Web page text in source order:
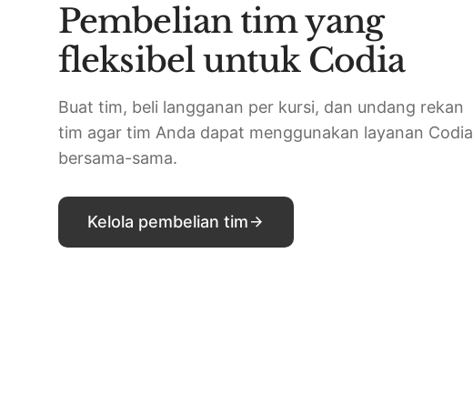
Pembelian tim yang
fleksibel untuk Codia
Buat tim, beli langganan per kursi, dan undang rekan
tim agar tim Anda dapat menggunakan layanan Codia
bersama-sama.
Kelola pembelian tim